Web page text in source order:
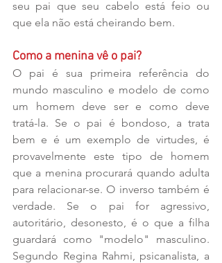
seu pai que seu cabelo está feio ou
que ela não está cheirando bem.
Como a menina vê o pai?
O pai é sua primeira referência do
mundo masculino e modelo de como
um homem deve ser e como deve
tratá-la. Se o pai é bondoso, a trata
bem e é um exemplo de virtudes, é
provavelmente este tipo de homem
que a menina procurará quando adulta
para relacionar-se. O inverso também é
verdade. Se o pai for agressivo,
autoritário, desonesto, é o que a filha
guardará como "modelo" masculino.
Segundo Regina Rahmi, psicanalista, a